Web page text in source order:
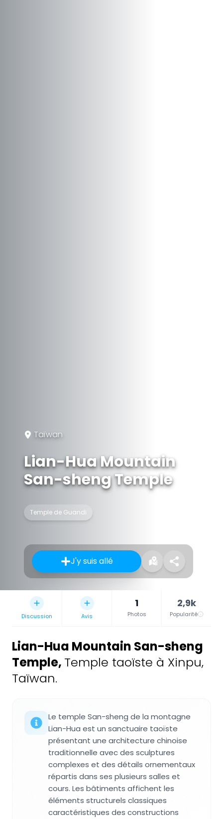
Taïwan
Lian-Hua Mountain
San-sheng Temple
Temple de Guandi
J'y suis allé
Discussion Avis
1
Photos
2,9k
Popularité
Lian-Hua Mountain San-sheng
Temple, Temple taoïste à Xinpu,
Taïwan.
Le temple San-sheng de la montagne
Lian-Hua est un sanctuaire taoïste
présentant une architecture chinoise
traditionnelle avec des sculptures
complexes et des détails ornementaux
répartis dans ses plusieurs salles et
cours. Les bâtiments affichent les
éléments structurels classiques
caractéristiques des constructions